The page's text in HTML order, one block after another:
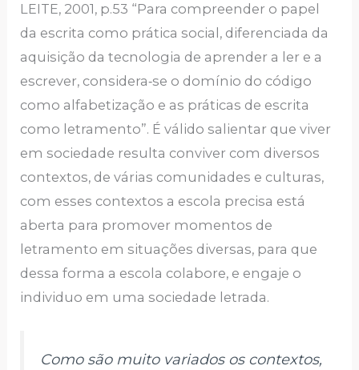
LEITE, 2001, p.53 “Para compreender o papel
da escrita como prática social, diferenciada da
aquisição da tecnologia de aprender a ler e a
escrever, considera‐se o domínio do código
como alfabetização e as práticas de escrita
como letramento”. É válido salientar que viver
em sociedade resulta conviver com diversos
contextos, de várias comunidades e culturas,
com esses contextos a escola precisa está
aberta para promover momentos de
letramento em situações diversas, para que
dessa forma a escola colabore, e engaje o
individuo em uma sociedade letrada.
Como são muito variados os contextos,